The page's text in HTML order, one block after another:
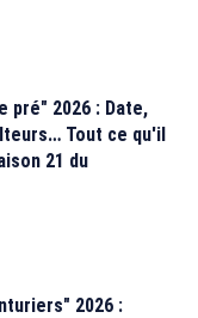
pré" 2026 : Date,
Tout ce qu'il
21 du
2026 :